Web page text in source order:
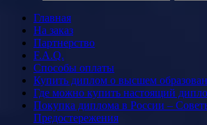
Главная
На заказ
Партнерство
F.A.Q.
Способы оплаты
Купить диплом о высшем
Где можно купить настоящий
Покупка диплома в России –
Предостережения